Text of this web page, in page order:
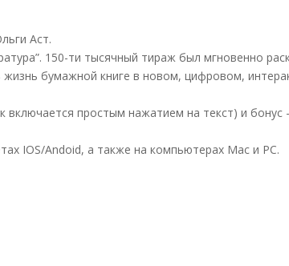
Аст.
150-ти тысячный тираж был мгновенно
бумажной книге в новом, цифровом,
включается простым нажатием на текст) и бонус
IOS/Andoid, а также на компьютерах Mac и PC.